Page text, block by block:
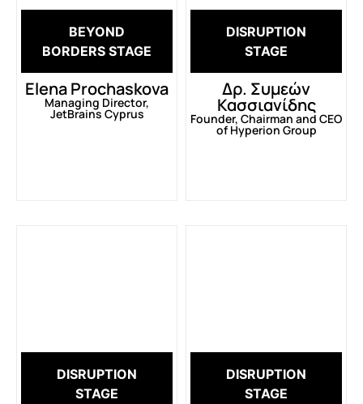
BEYOND
BORDERS STAGE
Elena Prochaskova
Managing Director,
JetBrains Cyprus
DISRUPTION
STAGE
Δρ. Συμεών
Κασσιανίδης
Founder, Chairman and CEO
of Hyperion Group
DISRUPTION
STAGE
DISRUPTION
STAGE